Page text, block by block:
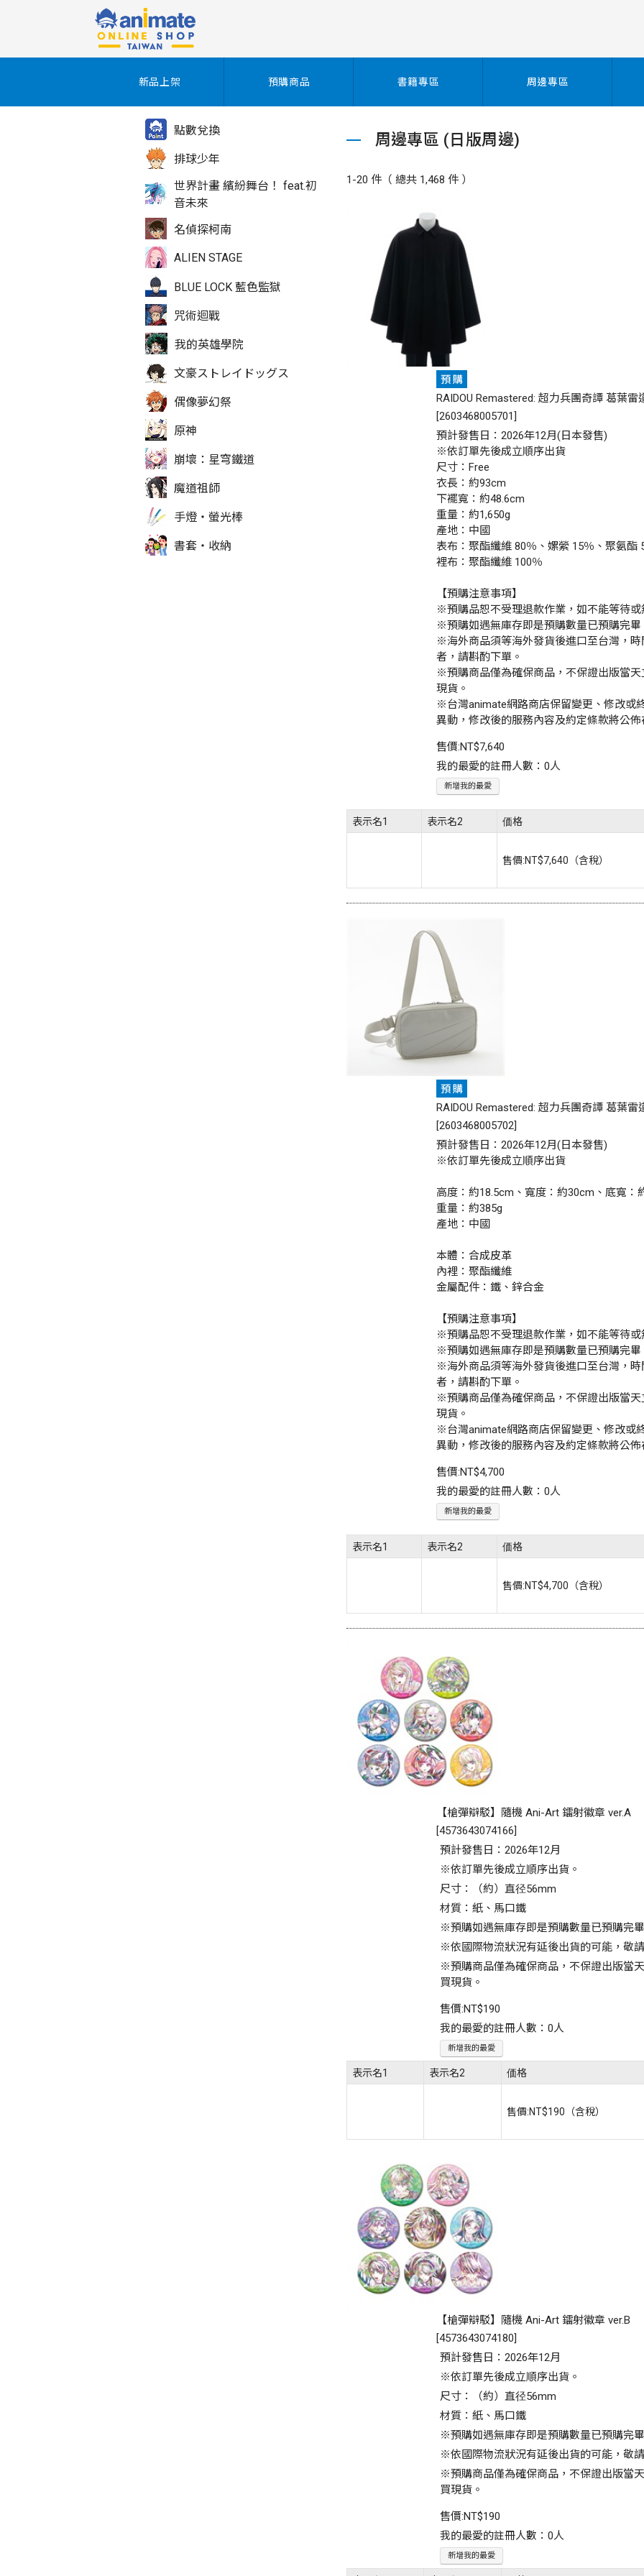
點數兌換
排球少年
世界計畫 繽紛舞台！ feat.初
音未來
名偵探柯南
ALIEN STAGE
BLUE LOCK 藍色監獄
咒術迴戰
我的英雄學院
文豪ストレイドッグス
偶像夢幻祭
原神
崩壞：星穹鐵道
魔道祖師
手燈‧螢光棒
書套‧收納
新品上架 預購商品 書籍專區 周邊專區
周邊專區 (日版周邊)
1-20 件（ 總共 1,468 件 ）
RAIDOU Remastered: 超力兵團奇譚 葛葉雷
[2603468005701]
預計發售日：2026年12月(日本發售)
※依訂單先後成立順序出貨
尺寸：Free
衣長：約93cm
下襬寬：約48.6cm
重量：約1,650g
產地：中國
表布：聚酯纖維 80％、嫘縈 15％、聚氨酯
裡布：聚酯纖維 100％
【預購注意事項】
※預購品恕不受理退款作業，如不能等待或
※預購如遇無庫存即是預購數量已預購完畢
※海外商品須等海外發貨後進口至台灣，
者，請斟酌下單。
※預購商品僅為確保商品，不保證出版當
現貨。
※台灣animate網路商店保留變更、修改或
異動，修改後的服務內容及約定條款將公
售價:NT$7,640
我的最愛的註冊人數：0人
新增我的最愛
表示名1 表示名2 価格
售價:NT$7,640 （含稅）
RAIDOU Remastered: 超力兵團奇譚 葛葉雷
[2603468005702]
預計發售日：2026年12月(日本發售)
※依訂單先後成立順序出貨
高度：約18.5cm、寬度：約30cm、底寬：
重量：約385g
產地：中國
本體：合成皮革
內裡：聚酯纖維
金屬配件：鐵、鋅合金
【預購注意事項】
※預購品恕不受理退款作業，如不能等待或
※預購如遇無庫存即是預購數量已預購完畢
※海外商品須等海外發貨後進口至台灣，
者，請斟酌下單。
※預購商品僅為確保商品，不保證出版當
現貨。
※台灣animate網路商店保留變更、修改或
異動，修改後的服務內容及約定條款將公
售價:NT$4,700
我的最愛的註冊人數：0人
新增我的最愛
表示名1 表示名2 価格
售價:NT$4,700 （含稅）
【槍彈辯駁】隨機 Ani-Art 鐳射徽章 ver.A
[4573643074166]
預計發售日：2026年12月
※依訂單先後成立順序出貨。
尺寸：（約）直径56mm
材質：紙、馬口鐵
※預購如遇無庫存即是預購數量已預購完
※依國際物流狀況有延後出貨的可能，敬請
※預購商品僅為確保商品，不保證出版當
買現貨。
售價:NT$190
我的最愛的註冊人數：0人
新增我的最愛
表示名1 表示名2 価格
售價:NT$190 （含稅）
【槍彈辯駁】隨機 Ani-Art 鐳射徽章 ver.B
[4573643074180]
預計發售日：2026年12月
※依訂單先後成立順序出貨。
尺寸：（約）直径56mm
材質：紙、馬口鐵
※預購如遇無庫存即是預購數量已預購完
※依國際物流狀況有延後出貨的可能，敬請
※預購商品僅為確保商品，不保證出版當
買現貨。
售價:NT$190
我的最愛的註冊人數：0人
新增我的最愛